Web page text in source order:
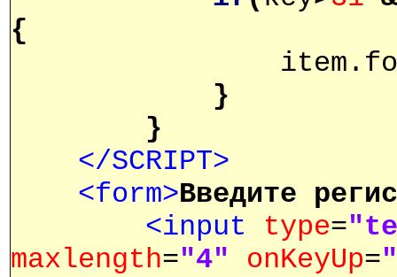
{
}
}
</SCRIPT>
<form>Введите
<input
type=
maxlength="4" onKeyUp=